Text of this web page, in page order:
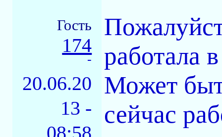
Гость
174
-
20.06.20
13 -
работала
Может
сейчас